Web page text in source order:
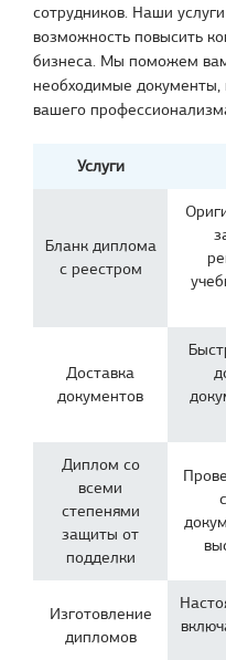
сотрудников. Наши
возможность повысить
бизнеса. Мы поможем
необходимые документы,
вашего
Услуги
Бланк диплома
с реестром
Доставка
документов
Диплом со
всеми
степенями
защиты от
подделки
Изготовление
дипломов